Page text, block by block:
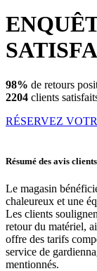
98% de retours
2204 clients
RÉSERVEZ
Résumé des avis clients
Le magasin
chaleureux et une
Les clients
retour du matériel,
offre des tarifs
service de
mentionnés.